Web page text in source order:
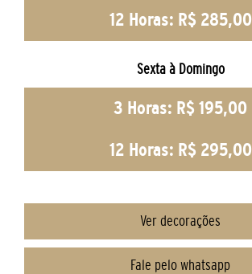
12 Horas: R$ 285,00
Sexta à Domingo
3 Horas: R$ 195,00
12 Horas: R$ 295,00
Ver decorações
Fale pelo whatsapp